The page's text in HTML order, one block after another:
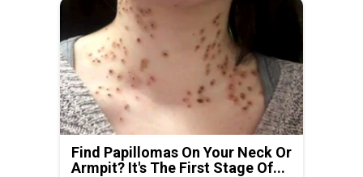
Find Papillomas On Your Neck Or
Armpit? It's The First Stage Of...